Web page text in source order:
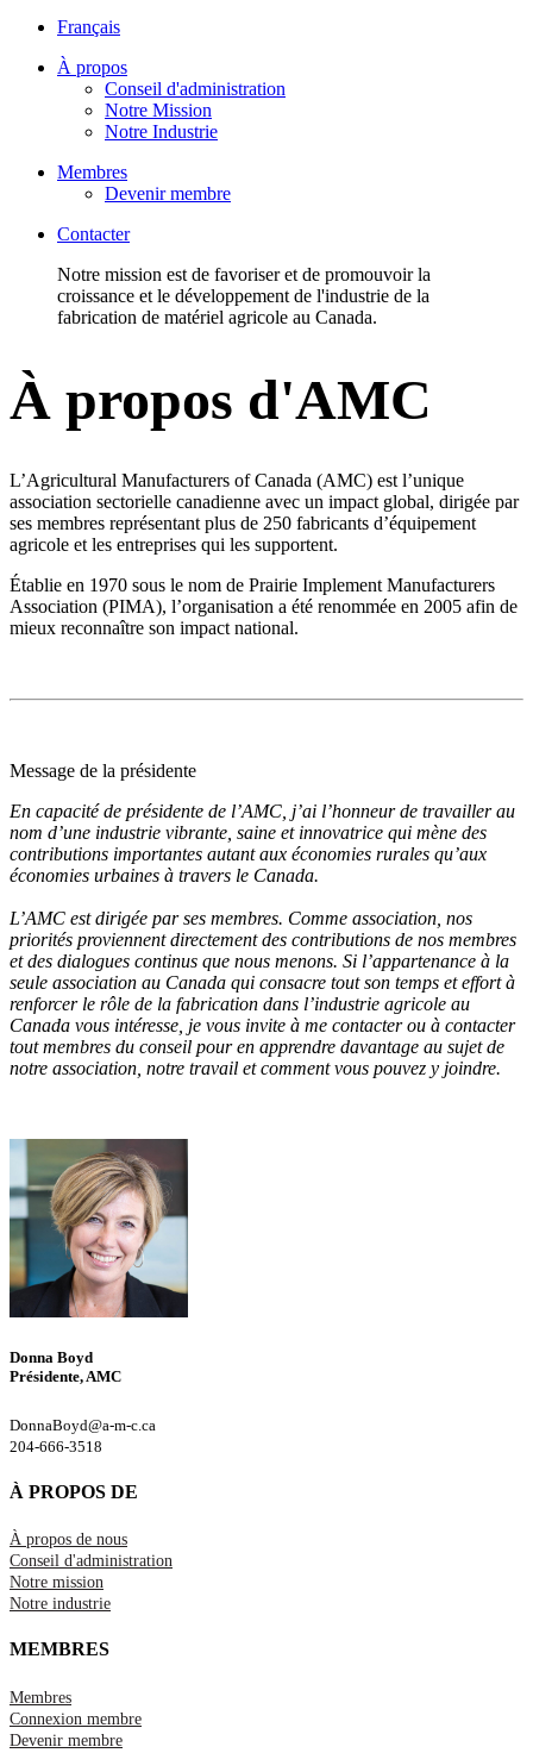
Français
À propos
Conseil d'administration
Notre Mission
Notre Industrie
Membres
Devenir membre
Contacter
Notre mission est de favoriser et de promouvoir la
croissance et le développement de l'industrie de la
fabrication de matériel agricole au Canada.
À propos d'AMC
L’Agricultural Manufacturers of Canada (AMC) est l’unique
association sectorielle canadienne avec un impact global, dirigée par
ses membres représentant plus de 250 fabricants d’équipement
agricole et les entreprises qui les supportent.
Établie en 1970 sous le nom de Prairie Implement Manufacturers
Association (PIMA), l’organisation a été renommée en 2005 afin de
mieux reconnaître son impact national.
Message de la présidente
En capacité de présidente de l’AMC, j’ai l’honneur de travailler au
nom d’une industrie vibrante, saine et innovatrice qui mène des
contributions importantes autant aux économies rurales qu’aux
économies urbaines à travers le Canada.
L’AMC est dirigée par ses membres. Comme association, nos
priorités proviennent directement des contributions de nos membres
et des dialogues continus que nous menons. Si l’appartenance à la
seule association au Canada qui consacre tout son temps et effort à
renforcer le rôle de la fabrication dans l’industrie agricole au
Canada vous intéresse, je vous invite à me contacter ou à contacter
tout membres du conseil pour en apprendre davantage au sujet de
notre association, notre travail et comment vous pouvez y joindre.
Donna Boyd
Présidente, AMC
DonnaBoyd@a-m-c.ca
204-666-3518
À PROPOS DE
À propos de nous
Conseil d'administration
Notre mission
Notre industrie
MEMBRES
Membres
Connexion membre
Devenir membre